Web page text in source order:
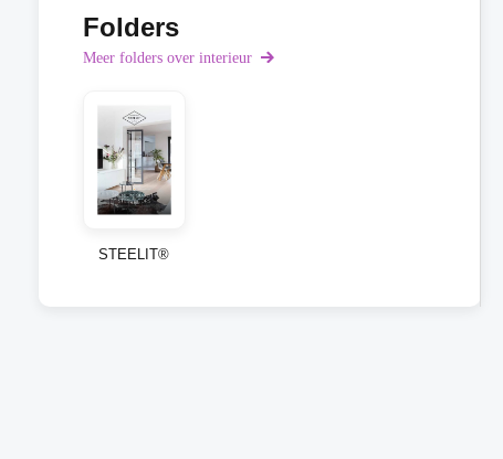
Folders
Meer folders over interieur
STEELIT®